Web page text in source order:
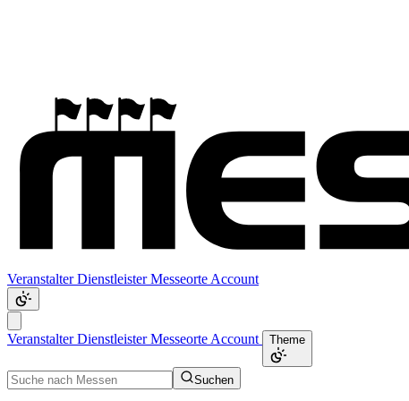
VeranstalterDienstleisterMesseorte Account
VeranstalterDienstleisterMesseorte Account Theme
Suchen